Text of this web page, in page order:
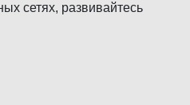
сетях, развивайтесь